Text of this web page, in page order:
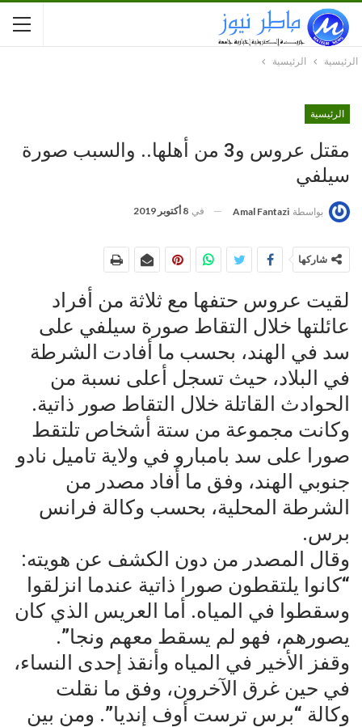
الرئيسية الرئيسية
الرئيسية
مقتل عروس و3 من أهلها.. والسبب صورة
سيلفي
بواسطة Amal Fantazi في 8 أكتوبر 2019
شاركها
لقيت عروس حتفها مع ثلاثة من أفراد
عائلتها خلال التقاط صورة سيلفي على
سد في الهند، بحسب ما أفادت الشرطة
في البلاد، حيث تسجل أعلى نسبة من
الحوادث القاتلة خلال التقاط صور ذاتية.
وكانت مجموعة من ستة أشخاص تلتقط
صورا على سد بامبارو في ولاية تاميل نادو
جنوبي الهند، وفق ما أفاد مصدر من
الشرطة المحلية، بحسب وكالة فرانس
برس.
وقال المصدر من دون الكشف عن هويته:
“كانوا يلتقطون صورا ذاتية عندما انزلقوا
وسقطوا في المياه. أما العريس الذي كان
يصورهم، فهو لم يسقط معهم ونجا”.
وقفز الأخير في المياه وأنقذ إحدى النساء،
في حين غرق الآخرون، وفق ما نقلت
وكالة “برس ترست أوف إنديا”. ومن بين